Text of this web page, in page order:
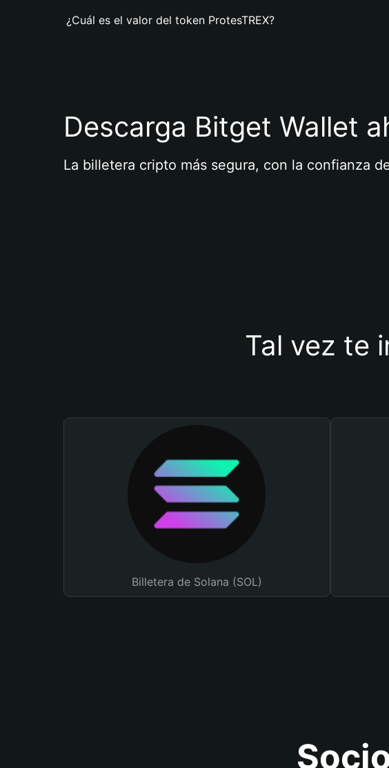
¿Cuál es el valor del token ProtesTREX?
Descarga Bitget Wallet
La billetera cripto más segura, con la confianza
Tal vez te
Billetera de Solana (SOL)